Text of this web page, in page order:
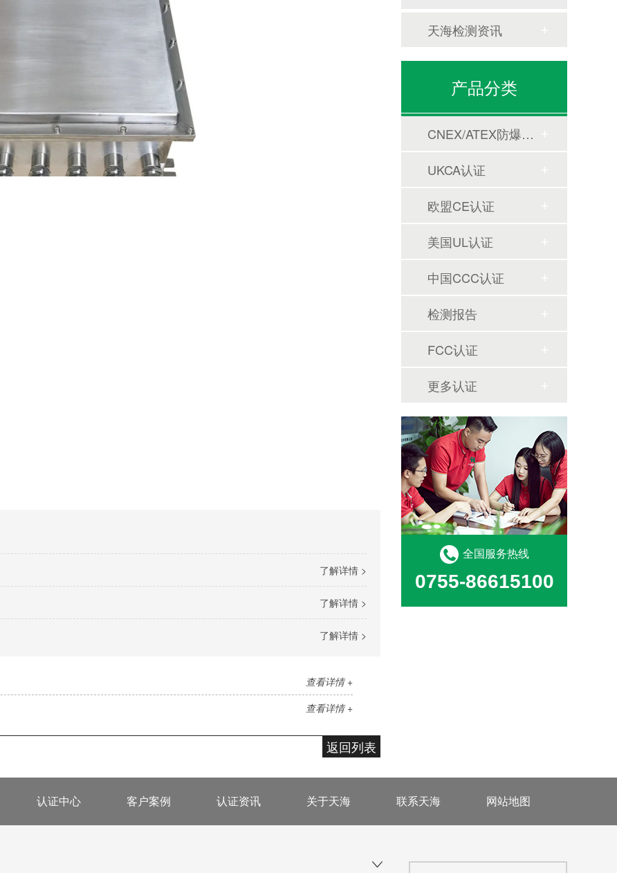
了解详情 >
了解详情 >
了解详情 >
查看详情 +
查看详情 +
返回列表
天海检测资讯
产品分类
CNEX/ATEX防爆合格证
UKCA认证
欧盟CE认证
美国UL认证
中国CCC认证
检测报告
FCC认证
更多认证
全国服务热线
0755-86615100
认证中心 客户案例 认证资讯 关于天海 联系天海 网站地图